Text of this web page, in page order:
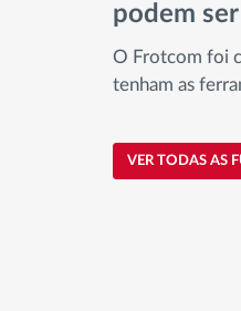
podem
O Frotcom foi
tenham as
VER TODAS AS